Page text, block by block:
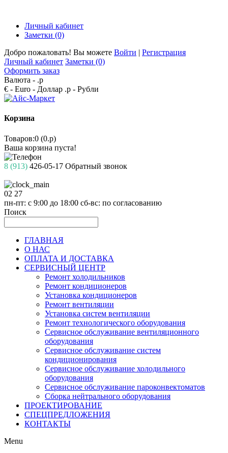
Личный кабинет
Заметки (0)
Добро пожаловать! Вы можете Войти | Регистрация
Личный кабинет Заметки (0)
Оформить заказ
Валюта - .р
€ - Euro - Доллар .р - Рубли
Корзина
Товаров:0 (0.р)
Ваша корзина пуста!
8 (913) 426-05-17 Обратный звонок
02 27
пн-пт: с 9:00 до 18:00 сб-вс: по согласованию
Поиск
ГЛАВНАЯ
О НАС
ОПЛАТА И ДОСТАВКА
СЕРВИСНЫЙ ЦЕНТР
Ремонт холодильников
Ремонт кондиционеров
Установка кондиционеров
Ремонт вентиляции
Установка систем вентиляции
Ремонт технологического оборудования
Cервисное обслуживание вентиляционного
оборудования
Cервисное обслуживание систем
кондиционирования
Cервисное обслуживание холодильного
оборудования
Сервисное обслуживание пароконвектоматов
Сборка нейтрального оборудования
ПРОЕКТИРОВАНИЕ
СПЕЦПРЕДЛОЖЕНИЯ
КОНТАКТЫ
Menu